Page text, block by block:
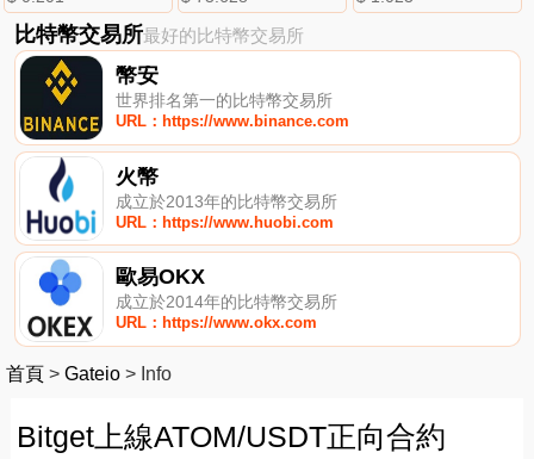
比特幣交易所最好的比特幣交易所
幣安
世界排名第一的比特幣交易所
URL：https://www.binance.com
火幣
成立於2013年的比特幣交易所
URL：https://www.huobi.com
歐易OKX
成立於2014年的比特幣交易所
URL：https://www.okx.com
首頁 > Gateio > Info
Bitget上線ATOM/USDT正向合約